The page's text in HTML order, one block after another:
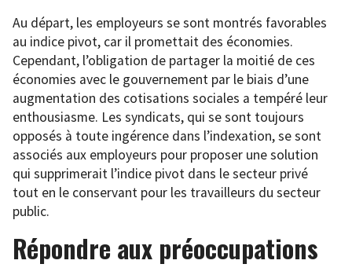
Au départ, les employeurs se sont montrés favorables
au indice pivot, car il promettait des économies.
Cependant, l’obligation de partager la moitié de ces
économies avec le gouvernement par le biais d’une
augmentation des cotisations sociales a tempéré leur
enthousiasme. Les syndicats, qui se sont toujours
opposés à toute ingérence dans l’indexation, se sont
associés aux employeurs pour proposer une solution
qui supprimerait l’indice pivot dans le secteur privé
tout en le conservant pour les travailleurs du secteur
public.
Répondre aux préoccupations